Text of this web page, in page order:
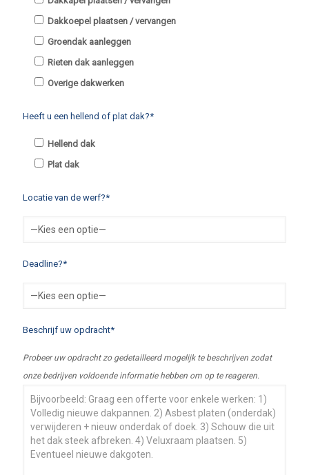
Dakkoepel plaatsen / vervangen
Groendak aanleggen
Rieten dak aanleggen
Overige dakwerken
Heeft u een hellend of plat dak?*
Hellend dak
Plat dak
Locatie van de werf?*
Deadline?*
Beschrijf uw opdracht*
Probeer uw opdracht zo gedetailleerd mogelijk te beschrijven zodat
onze bedrijven voldoende informatie hebben om op te reageren.